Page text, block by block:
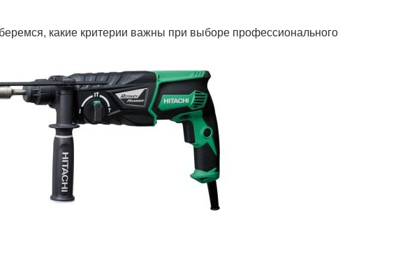
какие критерии важны при выборе профессионального